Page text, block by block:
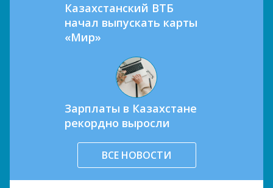
Казахстанский ВТБ
начал выпускать карты
«Мир»
Зарплаты в Казахстане
рекордно выросли
ВСЕ НОВОСТИ